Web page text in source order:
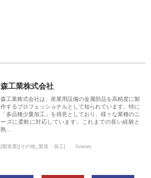
森工業株式会社
森工業株式会社は、産業用設備の金属部品を高精度に製
作するプロフェッショナルとして知られています。特に
「多品種少量加工」を得意としており、様々な業種のニ
ーズに柔軟に対応しています。これまでの長い経験と
熟…
[製造業][その他_製造・加工] 0views